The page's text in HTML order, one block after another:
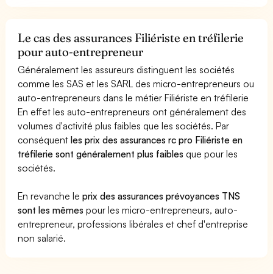
Le cas des assurances Filiériste en tréfilerie
pour auto-entrepreneur
Généralement les assureurs distinguent les sociétés
comme les SAS et les SARL des micro-entrepreneurs ou
auto-entrepreneurs dans le métier Filiériste en tréfilerie
En effet les auto-entrepreneurs ont généralement des
volumes d'activité plus faibles que les sociétés. Par
conséquentles prix des assurances rc pro Filiériste en
tréfilerie sont généralement plus faibles que pour les
sociétés.
En revanche leprix des assurances prévoyances TNS
sont les mêmes pour les micro-entrepreneurs, auto-
entrepreneur, professions libérales et chef d'entreprise
non salarié.